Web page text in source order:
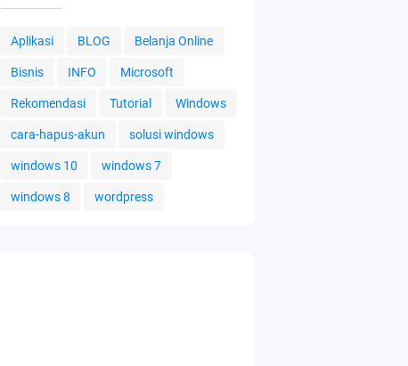
Aplikasi BLOG Belanja Online
Bisnis INFO Microsoft
Rekomendasi Tutorial Windows
cara-hapus-akun solusi windows
windows 10 windows 7
windows 8 wordpress